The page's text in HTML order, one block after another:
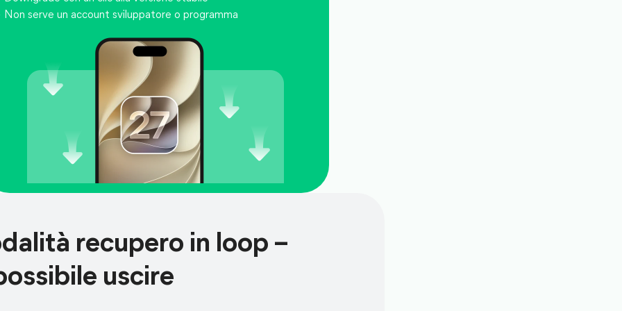
Non serve un account sviluppatore o programma
recupero in loop –
uscire